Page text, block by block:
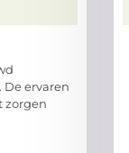
ervaren
zorgen